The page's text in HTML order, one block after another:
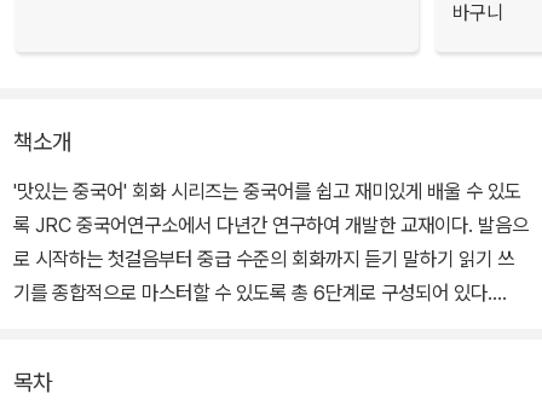
바구니
책소개
'맛있는 중국어' 회화 시리즈는 중국어를 쉽고 재미있게 배울 수 있도
록 JRC 중국어연구소에서 다년간 연구하여 개발한 교재이다. 발음으
로 시작하는 첫걸음부터 중급 수준의 회화까지 듣기 말하기 읽기 쓰
기를 종합적으로 마스터할 수 있도록 총 6단계로 구성되어 있다.
는 핵심 구문과 듣기 코너로 자신감 있게 중국어 회화를 말할 수 있도
목차